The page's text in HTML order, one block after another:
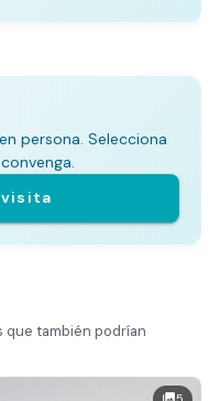
este Análisis
(inicialmente
zona
el sector
persona. Selecciona
también podrían
photo_library